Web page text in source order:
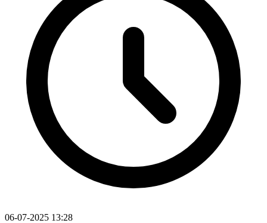
06-07-2025 13:28